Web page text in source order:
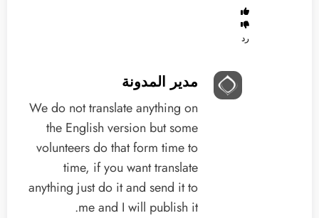
رد
مدير المدونة
We do not translate anything on
the English version but some
volunteers do that form time to
time, if you want translate
anything just do it and send it to
me and I will publish it.